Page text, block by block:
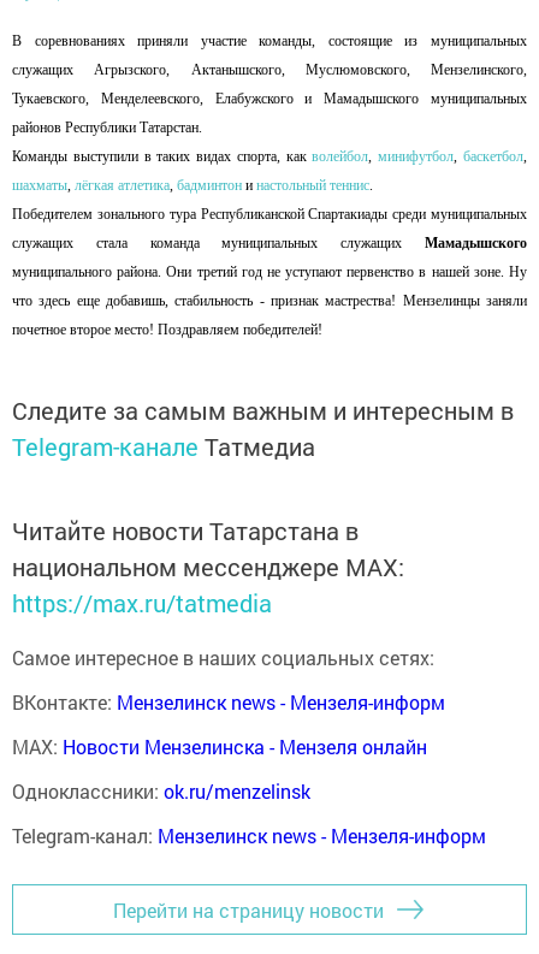
В соревнованиях приняли участие команды, состоящие из муниципальных
служащих Агрызского, Актанышского, Муслюмовского, Мензелинского,
Тукаевского, Менделеевского, Елабужского и Мамадышского муниципальных
районов Республики Татарстан.
Команды выступили в таких видах спорта, какволейбол,минифутбол,баскетбол,
шахматы, лёгкая атлетика, бадминтон и настольный теннис.
Победителем зонального тура Республиканской Спартакиады среди муниципальных
служащих стала команда муниципальных служащих Мамадышского
муниципального района. Они третий год не уступают первенство в нашей зоне. Ну
что здесь еще добавишь, стабильность - признак мастрества! Мензелинцы заняли
почетное второе место! Поздравляем победителей!
Следите за самым важным и интересным в
Telegram-канале Татмедиа
Читайте новости Татарстана в
национальном мессенджере MАХ:
https://max.ru/tatmedia
Самое интересное в наших социальных сетях:
ВКонтакте: Мензелинск news - Мензеля-информ
MAX: Новости Мензелинска - Мензеля онлайн
Одноклассники: ok.ru/menzelinsk
Telegram-канал: Мензелинск news - Мензеля-информ
Перейти на страницу новости